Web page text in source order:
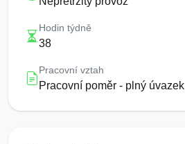
Hodin týdně
38
Pracovní vztah
Pracovní poměr - plný úvazek